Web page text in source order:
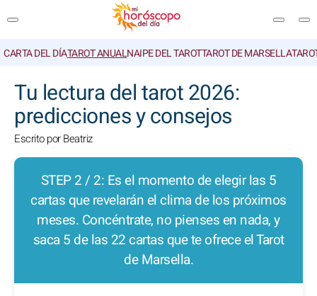
CARTA DEL DÍATAROT ANUALNAIPE DEL TAROTTAROT DE MARSELLA
Tu lectura del tarot 2026:
predicciones y consejos
Escrito por Beatriz
STEP 2 / 2: Es el momento de elegir las 5
cartas que revelarán el clima de los próximos
meses. Concéntrate, no pienses en nada, y
saca 5 de las 22 cartas que te ofrece el Tarot
de Marsella.